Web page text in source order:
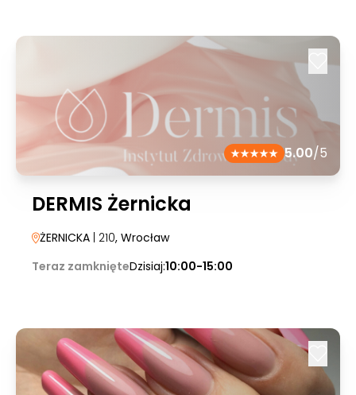
5.00/5
DERMIS Żernicka
ŻERNICKA | 210, Wrocław
Teraz zamknięteDzisiaj:10:00-15:00